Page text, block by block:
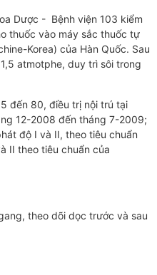
Dược - Bệnh viện 103 kiểm
thuốc vào máy sắc thuốc tự
Korea) của Hàn Quốc. Sau
atmotphe, duy trì sôi trong
đến 80, điều trị nội trú tại
12-2008 đến tháng 7-2009;
độ I và II, theo tiêu chuẩn
II theo tiêu chuẩn của
theo dõi dọc trước và sau